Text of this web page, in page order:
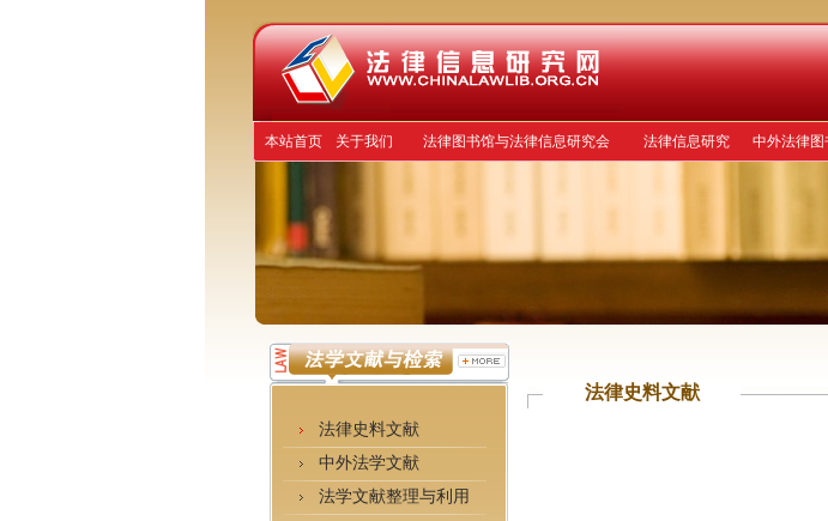
本站首页 关于我们 法律图书馆与法律信息研究会 法律信息研究 中外法律图
法律史料文献
中外法学文献
法学文献整理与利用
法律史料文献